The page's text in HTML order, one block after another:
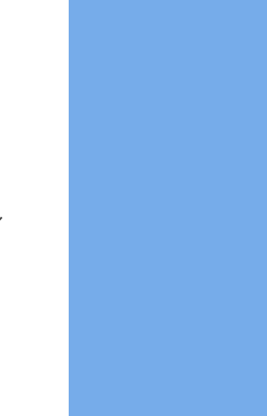
Windböen heute